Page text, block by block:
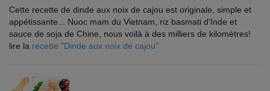
Cette recette de dinde aux noix de cajou est originale, simple et
appétissante... Nuoc mam du Vietnam, riz basmati d'Inde et
sauce de soja de Chine, nous voilà à des milliers de kilomètres!
lire la recette "Dinde aux noix de cajou"